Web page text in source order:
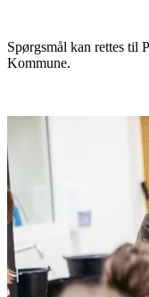
Spørgsmål kan rettes til
Kommune.